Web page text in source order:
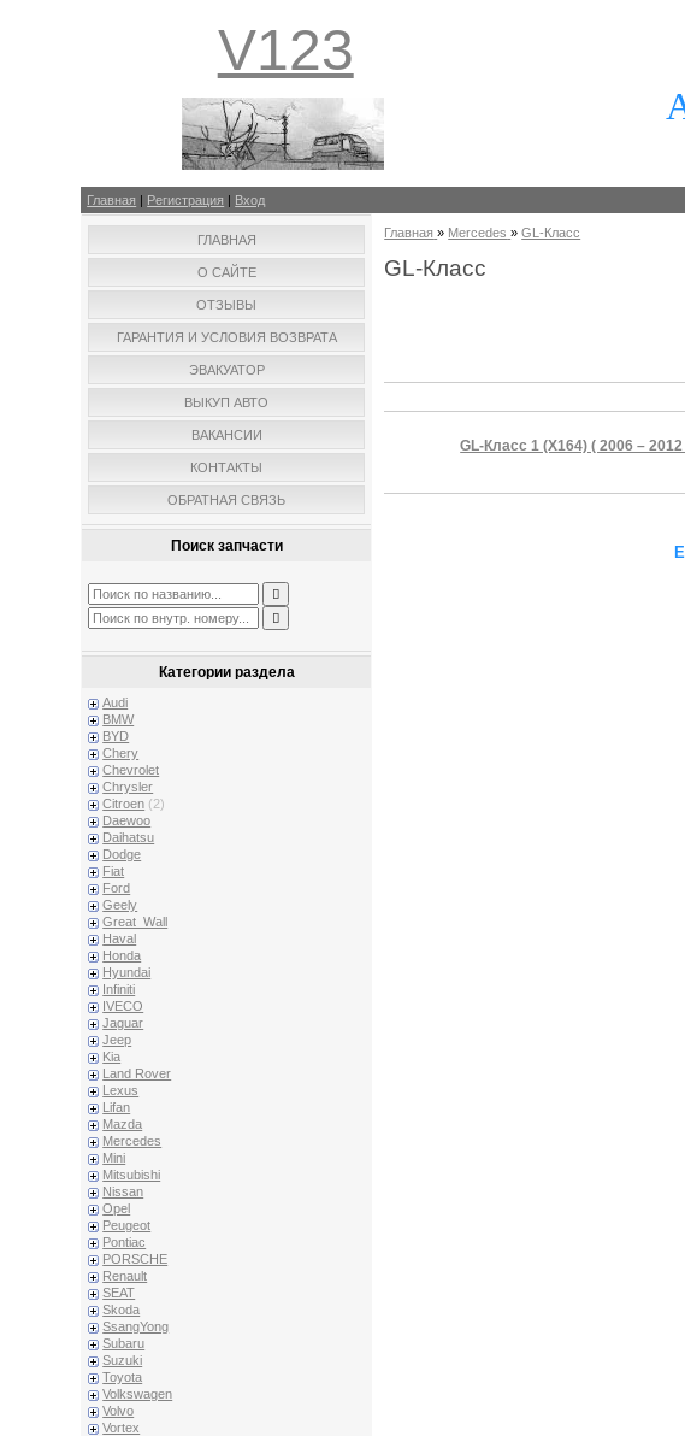
V123
Главная | Регистрация | Вход
ГЛАВНАЯ
О САЙТЕ
ОТЗЫВЫ
ГАРАНТИЯ И УСЛОВИЯ ВОЗВРАТА
ЭВАКУАТОР
ВЫКУП АВТО
ВАКАНСИИ
КОНТАКТЫ
ОБРАТНАЯ СВЯЗЬ
Поиск запчасти
Категории раздела
Audi
BMW
BYD
Chery
Chevrolet
Chrysler
Citroen (2)
Daewoo
Daihatsu
Dodge
Fiat
Ford
Geely
Great_Wall
Haval
Honda
Hyundai
Infiniti
IVECO
Jaguar
Jeep
Kia
Land Rover
Lexus
Lifan
Mazda
Mercedes
Mini
Mitsubishi
Nissan
Opel
Peugeot
Pontiac
PORSCHE
Renault
SEAT
Skoda
SsangYong
Subaru
Suzuki
Toyota
Volkswagen
Volvo
Vortex
Главная » Mercedes »GL-Класс
GL-Класс
GL-Класс 1 (X164) ( 2006 – 2012